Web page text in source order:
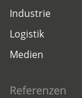
Industrie
Logistik
Medien
Referenzen